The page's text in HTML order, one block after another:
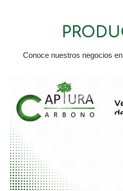
Conoce nuestros negocios